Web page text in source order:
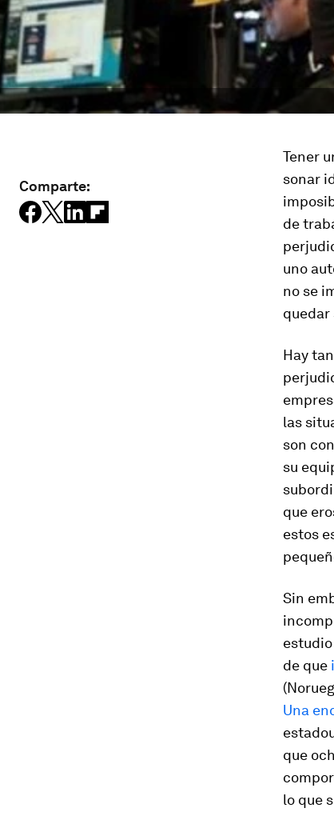
Comparte:
Tener
sonar
de
uno
no se
quedar
Hay
las
son
su
que
estos
Sin
de que
Una
que
lo que